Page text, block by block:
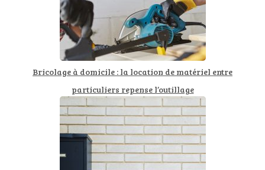
Bricolage à domicile : la location de matériel entre
particuliers repense l’outillage